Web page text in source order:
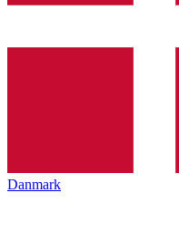
Danmark